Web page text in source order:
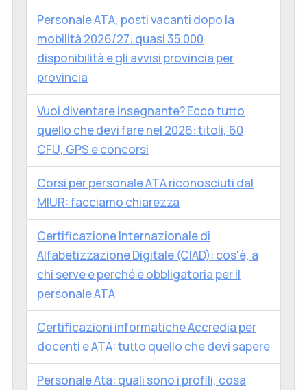
Personale ATA, posti vacanti dopo la
mobilità 2026/27: quasi 35.000
disponibilità e gli avvisi provincia per
provincia
Vuoi diventare insegnante? Ecco tutto
quello che devi fare nel 2026: titoli, 60
CFU, GPS e concorsi
Corsi per personale ATA riconosciuti dal
MIUR: facciamo chiarezza
Certificazione Internazionale di
Alfabetizzazione Digitale (CIAD): cos'è, a
chi serve e perché è obbligatoria per il
personale ATA
Certificazioni informatiche Accredia per
docenti e ATA: tutto quello che devi sapere
Personale Ata: quali sono i profili, cosa